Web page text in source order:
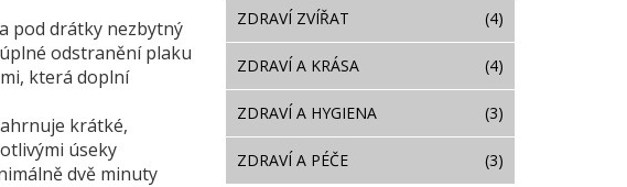
pod drátky nezbytný
úplné odstranění plaku
která doplní
krátké,
úseky
dvě minuty
ZDRAVÍ ZVÍŘAT (4)
ZDRAVÍ A KRÁSA (4)
ZDRAVÍ A HYGIENA (3)
ZDRAVÍ A PÉČE (3)